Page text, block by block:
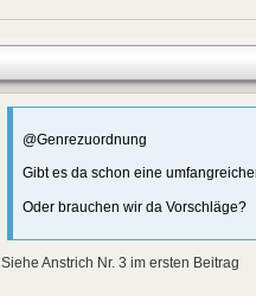
@Genrezuordnung
Gibt es da schon eine
Oder brauchen wir da Vorschläge?
Siehe Anstrich Nr. 3 im ersten Beitrag